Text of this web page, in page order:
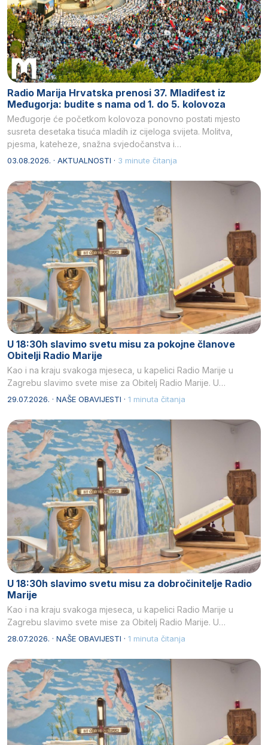
Radio Marija Hrvatska prenosi 37. Mladifest iz
Međugorja: budite s nama od 1. do 5. kolovoza
Međugorje će početkom kolovoza ponovno postati mjesto
susreta desetaka tisuća mladih iz cijeloga svijeta. Molitva,
pjesma, kateheze, snažna svjedočanstva i…
03.08.2026. · AKTUALNOSTI · 3 minute čitanja
U 18:30h slavimo svetu misu za pokojne članove
Obitelji Radio Marije
Kao i na kraju svakoga mjeseca, u kapelici Radio Marije u
Zagrebu slavimo svete mise za Obitelj Radio Marije. U…
29.07.2026. · NAŠE OBAVIJESTI · 1 minuta čitanja
U 18:30h slavimo svetu misu za dobročinitelje Radio
Marije
Kao i na kraju svakoga mjeseca, u kapelici Radio Marije u
Zagrebu slavimo svete mise za Obitelj Radio Marije. U…
28.07.2026. · NAŠE OBAVIJESTI · 1 minuta čitanja